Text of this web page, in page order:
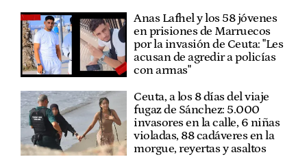
Anas Lafhel y los 58 jóvenes
en prisiones de Marruecos
por la invasión de Ceuta: "Les
acusan de agredir a policías
con armas"
Ceuta, a los 8 días del viaje
fugaz de Sánchez: 5.000
invasores en la calle, 6 niñas
violadas, 88 cadáveres en la
morgue, reyertas y asaltos